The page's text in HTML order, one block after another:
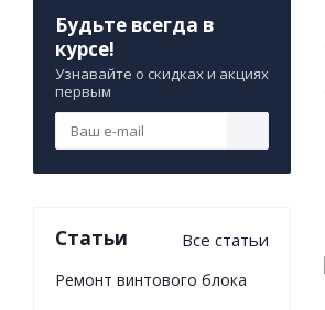
Будьте всегда в
курсе!
Узнавайте о скидках и акциях
первым
Статьи Все статьи
Ремонт винтового блока